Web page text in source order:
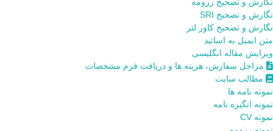
نگارش و تصحیح SRI
نگارش و تصحیح کاور لتر
متن ایمیل به اساتید
ویرایش مقاله انگلیسی
مراحل سفارش، هزینه ها و دریافت فرم مشخصات
مطالب سایت
نمونه نامه ها
نمونه انگیزه نامه
نمونه CV